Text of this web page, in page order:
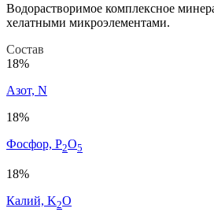
Водорастворимое комплексное
хелатными микроэлементами.
Состав
18%
Азот, N
18%
Фосфор, P2O5
18%
Калий, K2O